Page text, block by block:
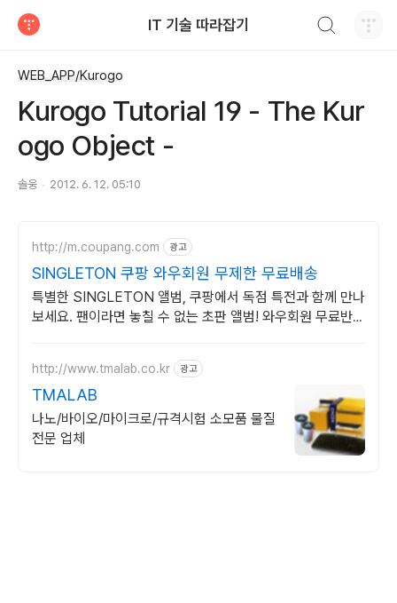
IT 기술 따라잡기
WEB_APP/Kurogo
Kurogo Tutorial 19 - The Kur
ogo Object -
솔웅 2012. 6. 12. 05:10
http://m.coupang.com 광고
SINGLETON 쿠팡 와우회원 무제한 무료배송
특별한 SINGLETON 앨범, 쿠팡에서 독점 특전과 함께 만나
보세요. 팬이라면 놓칠 수 없는 초판 앨범! 와우회원 무료반품
http://www.tmalab.co.kr 광고
TMALAB
나노/바이오/마이크로/규격시험 소모품 물질
전문 업체